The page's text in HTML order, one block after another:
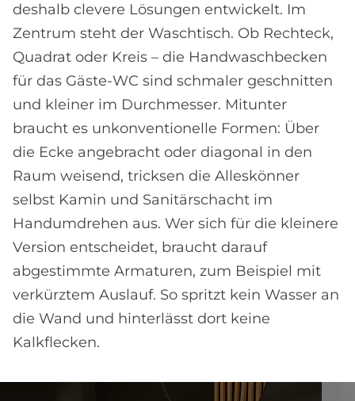
deshalb clevere Lösungen entwickelt. Im
Zentrum steht der Waschtisch. Ob Rechteck,
Quadrat oder Kreis – die Handwaschbecken
für das Gäste-WC sind schmaler geschnitten
und kleiner im Durchmesser. Mitunter
braucht es unkonventionelle Formen: Über
die Ecke angebracht oder diagonal in den
Raum weisend, tricksen die Alleskönner
selbst Kamin und Sanitärschacht im
Handumdrehen aus. Wer sich für die kleinere
Version entscheidet, braucht darauf
abgestimmte Armaturen, zum Beispiel mit
verkürztem Auslauf. So spritzt kein Wasser an
die Wand und hinterlässt dort keine
Kalkflecken.